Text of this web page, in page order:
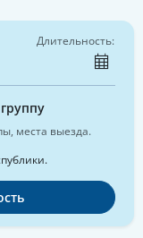
Длительность:
места выезда.